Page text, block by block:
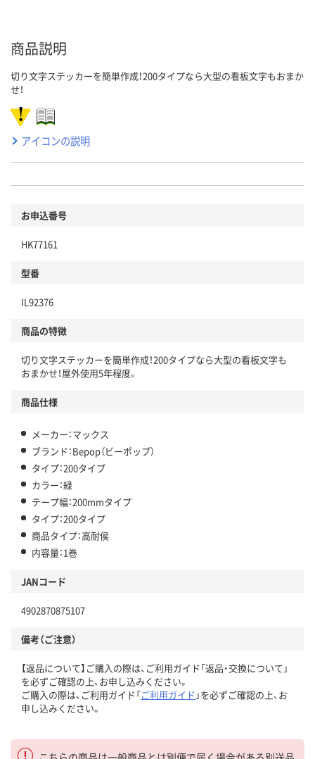
商品説明
切り文字ステッカーを簡単作成！200タイプなら大型の看板文字もおまか
せ！
アイコンの説明
お申込番号
HK77161
型番
IL92376
商品の特徴
切り文字ステッカーを簡単作成！200タイプなら大型の看板文字も
おまかせ！屋外使用5年程度。
商品仕様
メーカー：マックス
ブランド：Bepop（ビーポップ）
タイプ：200タイプ
カラー：緑
テープ幅：200mmタイプ
タイプ：200タイプ
商品タイプ：高耐侯
内容量：1巻
JANコード
4902870875107
備考（ご注意）
【返品について】ご購入の際は、ご利用ガイド「返品・交換について」
を必ずご確認の上、お申し込みください。
ご購入の際は、ご利用ガイド「ご利用ガイド 」を必ずご確認の上、お
申し込みください。